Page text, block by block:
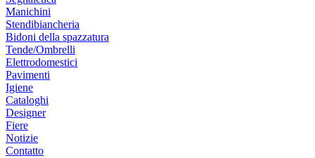
Manichini
Stendibiancheria
Bidoni della spazzatura
Tende/Ombrelli
Elettrodomestici
Pavimenti
Igiene
Cataloghi
Designer
Fiere
Notizie
Contatto